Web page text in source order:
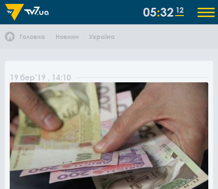
05 32 12
Головна Новини Україна
19 бер'19 , 14:10